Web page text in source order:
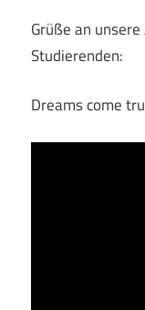
Grüße an
Studierenden:
Dreams come